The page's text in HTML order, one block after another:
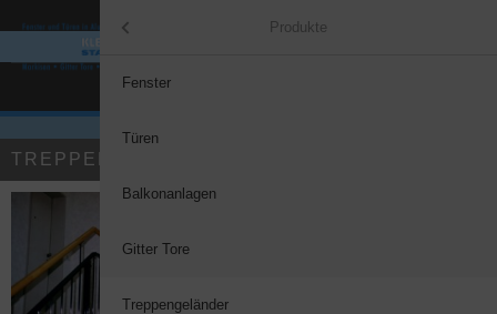
TREPPENGELÄNDER
Produkte
Leistungen
Produkte
Fenster
Türen
Balkonanlagen
Gitter Tore
Treppengeländer